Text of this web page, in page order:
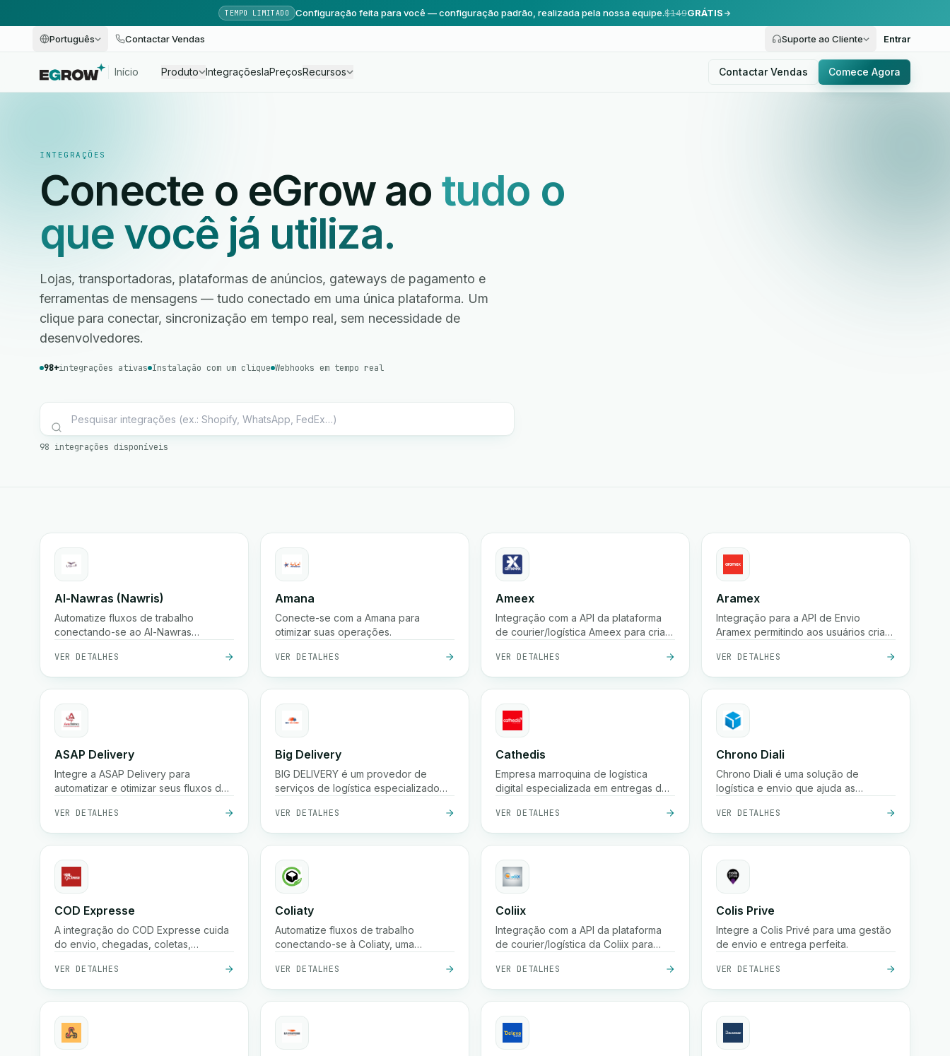
TEMPO LIMITADO Configuração feita para você — configuração padrão, realizada pela nossa equipe.$149GRÁTIS
Português Contactar Vendas Suporte ao Cliente Entrar
Início Produto IntegraçõesIaPreçosRecursos Contactar Vendas Comece Agora
INTEGRAÇÕES
Conecte o eGrow ao tudo o
que você já utiliza.
Lojas, transportadoras, plataformas de anúncios, gateways de pagamento e
ferramentas de mensagens — tudo conectado em uma única plataforma. Um
clique para conectar, sincronização em tempo real, sem necessidade de
desenvolvedores.
98+integrações ativas Instalação com um clique Webhooks em tempo real
98 integrações disponíveis
Al-Nawras (Nawris)
Automatize fluxos de trabalho
conectando-se ao Al-Nawras
VER DETALHES
Amana
Conecte-se com a Amana para
otimizar suas operações.
VER DETALHES
Ameex
Integração com a API da plataforma
de courier/logística Ameex para criar
tarifas, etc.
VER DETALHES
Aramex
Integração para a API de Envio
Aramex permitindo aos usuários criar
criar/cancelar coletas e agendar
entregas.
VER DETALHES
ASAP Delivery
Integre a ASAP Delivery para
automatizar e otimizar seus fluxos de
VER DETALHES
Big Delivery
BIG DELIVERY é um provedor de
serviços de logística especializado
eletrônico no Marrocos.
VER DETALHES
Cathedis
Empresa marroquina de logística
digital especializada em entregas de
commerce, gestão de pagamentos na
entrega, rastreamento em tempo real
e soluções de armazenamento.
VER DETALHES
Chrono Diali
Chrono Diali é uma solução de
logística e envio que ajuda as
gerir entregas de encomendas,
rastrear envios em tempo real e
otimizar seus processos de
atendimento com facilidade.
VER DETALHES
COD Expresse
A integração do COD Expresse cuida
do envio, chegadas, coletas,
confirmações e armazenamento.
VER DETALHES
Coliaty
Automatize fluxos de trabalho
conectando-se à Coliaty, uma
processos e aumente a
produtividade.
VER DETALHES
Coliix
Integração com a API da plataforma
de courier/logística da Coliix para
listar tarifas, etc.
VER DETALHES
Colis Prive
Integre a Colis Privé para uma gestão
de envio e entrega perfeita.
VER DETALHES